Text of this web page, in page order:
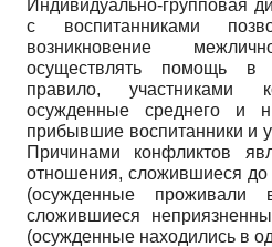
Индивидуально-групповая
с воспитанниками
возникновение
осуществлять помощь
правило, участниками
осужденные среднего и
прибывшие воспитанники и
Причинами конфликтов
отношения, сложившиеся до
(осужденные
сложившиеся
(осужденные находились в